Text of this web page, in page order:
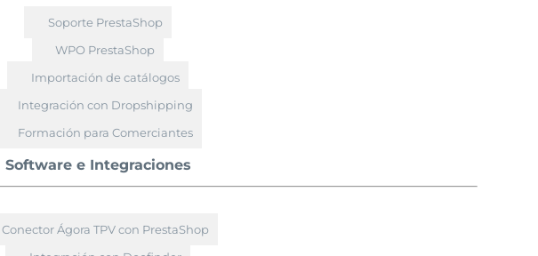
Soporte PrestaShop
WPO PrestaShop
Importación de catálogos
Integración con Dropshipping
Formación para Comerciantes
Software e Integraciones
Conector Ágora TPV con PrestaShop